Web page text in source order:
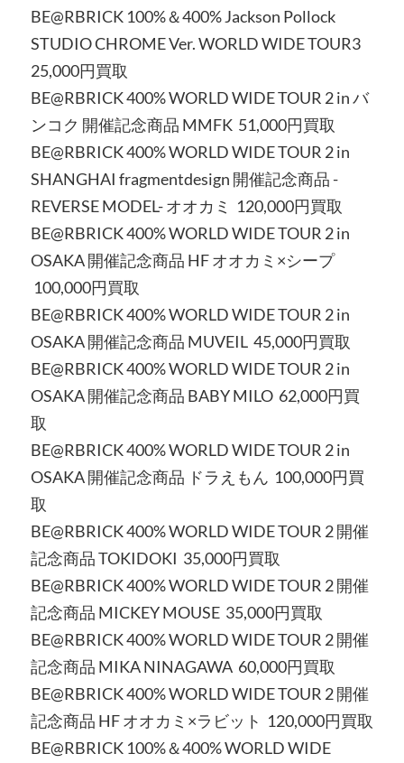
BE@RBRICK 100%＆400% Jackson Pollock
STUDIO CHROME Ver. WORLD WIDE TOUR3
25,000円買取
BE@RBRICK 400% WORLD WIDE TOUR 2 in バ
ンコク 開催記念商品 MMFK 51,000円買取
BE@RBRICK 400% WORLD WIDE TOUR 2 in
SHANGHAI fragmentdesign 開催記念商品 -
REVERSE MODEL- オオカミ 120,000円買取
BE@RBRICK 400% WORLD WIDE TOUR 2 in
OSAKA 開催記念商品 HF オオカミ×シープ
100,000円買取
BE@RBRICK 400% WORLD WIDE TOUR 2 in
OSAKA 開催記念商品 MUVEIL 45,000円買取
BE@RBRICK 400% WORLD WIDE TOUR 2 in
OSAKA 開催記念商品 BABY MILO 62,000円買
取
BE@RBRICK 400% WORLD WIDE TOUR 2 in
OSAKA 開催記念商品 ドラえもん 100,000円買
取
BE@RBRICK 400% WORLD WIDE TOUR 2 開催
記念商品 TOKIDOKI 35,000円買取
BE@RBRICK 400% WORLD WIDE TOUR 2 開催
記念商品 MICKEY MOUSE 35,000円買取
BE@RBRICK 400% WORLD WIDE TOUR 2 開催
記念商品 MIKA NINAGAWA 60,000円買取
BE@RBRICK 400% WORLD WIDE TOUR 2 開催
記念商品 HF オオカミ×ラビット 120,000円買取
BE@RBRICK 100%＆400% WORLD WIDE